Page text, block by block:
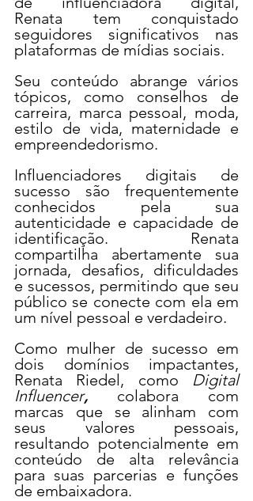
Renata tem conquistado
seguidores significativos nas
plataformas de mídias sociais.
Seu conteúdo abrange vários
tópicos, como conselhos de
carreira, marca pessoal, moda,
estilo de vida, maternidade e
empreendedorismo.
Influenciadores digitais de
sucesso são frequentemente
conhecidos pela sua
autenticidade e capacidade de
identificação. Renata
compartilha abertamente sua
jornada, desafios, dificuldades
e sucessos, permitindo que seu
público se conecte com ela em
um nível pessoal e verdadeiro.
Como mulher de sucesso em
dois domínios impactantes,
Renata Riedel, como Digital
Influencer, colabora com
marcas que se alinham com
seus valores pessoais,
resultando potencialmente em
conteúdo de alta relevância
para suas parcerias e funções
de embaixadora.